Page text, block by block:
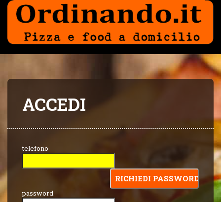
ACCEDI
telefono
password